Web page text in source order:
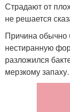
Страдают от
не решается
Причина обычно
нестиранную
разложился
мерзкому запаху.